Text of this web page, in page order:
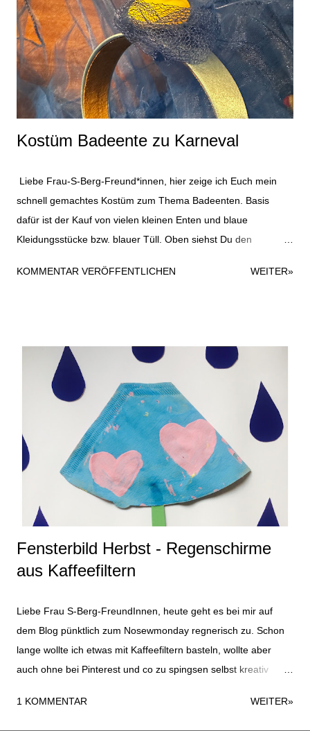
Oberteil habe ich einen großen Kreis aus dem Fleecestoff
geschnitten und auf den Pullover genäht. Anschließend habe
ich die Lollies ausgeschnitten und ebenfalls auf das Kostüm
genäht. Durch die Dicke der Angelegenheit ist das etwas wellig
geworden. Vermutlich wäre es besser ...
Kostüm Badeente zu Karneval
Liebe Frau-S-Berg-Freund*innen, hier zeige ich Euch mein
schnell gemachtes Kostüm zum Thema Badeenten. Basis
dafür ist der Kauf von vielen kleinen Enten und blaue
Kleidungsstücke bzw. blauer Tüll. Oben siehst Du den
Gummiente beklebt habe. Dazu habe ich einfach eine
und wurde einfach mit einem kleinen Entensticker
aufgehübscht. Ich liebe es immer, wenn auch eine Sonnenbrille
zum Kostüm passt. Im besten Fall ist ja auch beim
Karnevalszug gutes Wetter und Sonnenschein. Als Oberteil für
das Entenkostüm habe ich ein altes blaues T-Shirt verwendet
und einfach mit ein paar geplotteten Badeenten (gibt´s zuhauf
lizenzfrei) und dem Spruch "Ente gut, alles gut" versehen. So
sah das Kostüm dann in Gänze und outdoor aus. Es gab
zusätzlich zu den selbst ...
KOMMENTAR VERÖFFENTLICHEN WEITER»
Fensterbild Herbst - Regenschirme
aus Kaffeefiltern
Liebe Frau S-Berg-FreundInnen, heute geht es bei mir auf
dem Blog pünktlich zum Nosewmonday regnerisch zu. Schon
lange wollte ich etwas mit Kaffeefiltern basteln, wollte aber
auch ohne bei Pinterest und co zu spingsen selbst kreativ
mit den Regenschirmen. Material für das komplette
1 KOMMENTAR WEITER»